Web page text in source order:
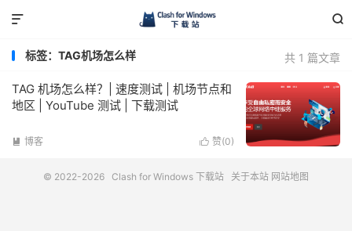


共 1 篇文章
标签：TAG机场怎么样
TAG 机场怎么样？| 速度测试 | 机场节点和
地区 | YouTube 测试 | 下载测试
 赞(0)
 博客
© 2022-2026 Clash for Windows 下载站 关于本站 网站地图